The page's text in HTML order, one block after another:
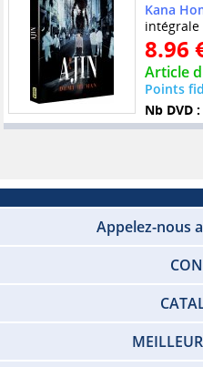
Kana
intégrale
8.96
Article
Points
Nb DVD :
Appelez-nous